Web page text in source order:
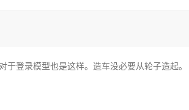
登录模型也是这样。造车没必要从轮子造起。